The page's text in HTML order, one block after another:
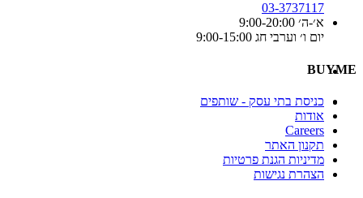
03-3737117
א׳-ה׳ 9:00-20:00
יום ו׳ וערבי חג 9:00-15:00
BUYME
כניסת בתי עסק - שותפים
אודות
Careers
תקנון האתר
מדיניות הגנת פרטיות
הצהרת נגישות